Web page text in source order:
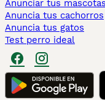
Anunciar tus mascotas
Anuncia tus cachorros
Anuncia tus gatos
Test perro ideal